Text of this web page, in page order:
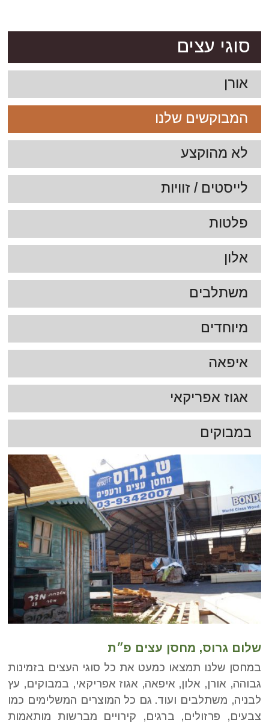
סוגי עצים
אורן
המבוקשים שלנו
לא מהוקצע
לייסטים / זוויות
פלטות
אלון
משתלבים
מיוחדים
איפאה
אגוז אפריקאי
במבוקים
שלום גרוס, מחסן עצים פ״ת
במחסן שלנו תמצאו כמעט את כל סוגי העצים בזמינות
גבוהה, אורן, אלון, איפאה, אגוז אפריקאי, במבוקים, עץ
לבניה, משתלבים ועוד. גם כל המוצרים המשלימים כמו
צבעים, פרזולים, ברגים, קירויים מברשות מותאמות